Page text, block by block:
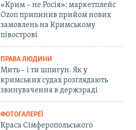
«Крим – не Росія»: маркетплейс
Ozon припинив прийом нових
замовлень на Кримському
півострові
ПРАВА ЛЮДИНИ
Мить – і ти шпигун. Як у
кримських судах розглядають
звинувачення в держзраді
ФОТОГАЛЕРЕЇ
Краса Сімферопольського